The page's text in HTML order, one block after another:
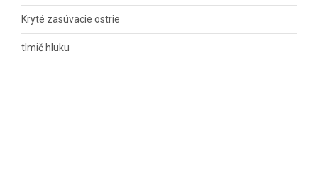
Kryté zasúvacie ostrie
tlmič hluku